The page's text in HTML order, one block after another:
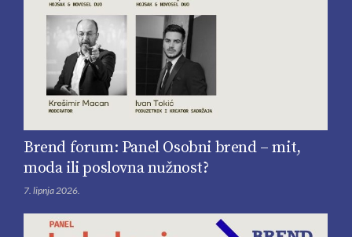
Brend forum: Panel Osobni brend – mit,
moda ili poslovna nužnost?
7. lipnja 2026.